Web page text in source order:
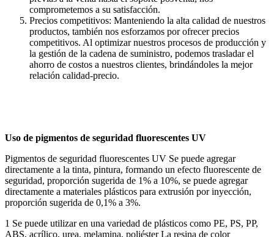
comprometemos a su satisfacción.
Precios competitivos: Manteniendo la alta calidad de nuestros
productos, también nos esforzamos por ofrecer precios
competitivos. Al optimizar nuestros procesos de producción y
la gestión de la cadena de suministro, podemos trasladar el
ahorro de costos a nuestros clientes, brindándoles la mejor
relación calidad-precio.
Uso de pigmentos de seguridad fluorescentes UV
Pigmentos de seguridad fluorescentes UV Se puede agregar
directamente a la tinta, pintura, formando un efecto fluorescente de
seguridad, proporción sugerida de 1% a 10%, se puede agregar
directamente a materiales plásticos para extrusión por inyección,
proporción sugerida de 0,1% a 3%.
1 Se puede utilizar en una variedad de plásticos como PE, PS, PP,
ABS, acrílico, urea, melamina, poliéster La resina de color